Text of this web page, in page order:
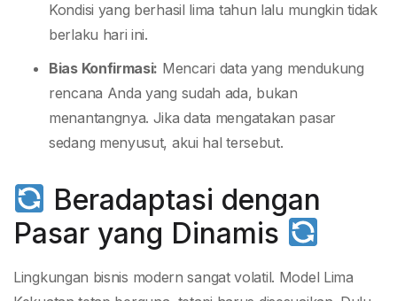
Kondisi yang berhasil lima tahun lalu mungkin tidak
berlaku hari ini.
Bias Konfirmasi: Mencari data yang mendukung
rencana Anda yang sudah ada, bukan
menantangnya. Jika data mengatakan pasar
sedang menyusut, akui hal tersebut.
Beradaptasi dengan
Pasar yang Dinamis
Lingkungan bisnis modern sangat volatil. Model Lima